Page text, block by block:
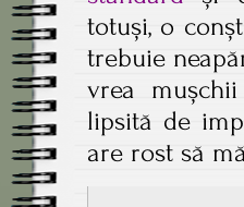
totuși, o
trebuie
vrea
lipsită de
are rost să